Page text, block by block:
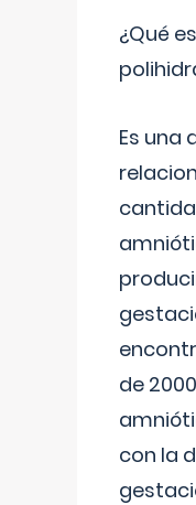
¿Qué
Es una
de
con la